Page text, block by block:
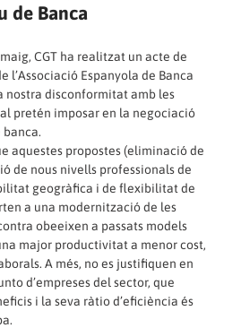
de Banca
CGT ha realitzat un acte de
l’Associació Espanyola de Banca
nostra disconformitat amb les
pretén imposar en la negociació
banca.
aquestes propostes (eliminació de
de nous nivells professionals de
geogràfica i de flexibilitat de
a una modernització de les
obeeixen a passats models
major productivitat a menor cost,
A més, no es justifiquen en
d’empreses del sector, que
i la seva ràtio d’eficiència és